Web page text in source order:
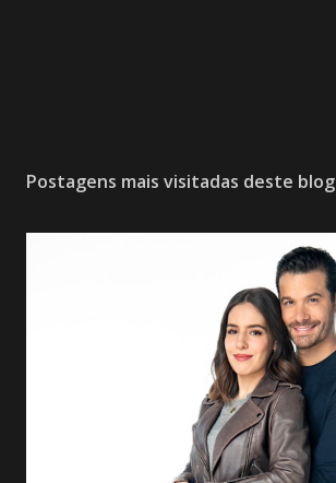
Postagens mais visitadas deste blog